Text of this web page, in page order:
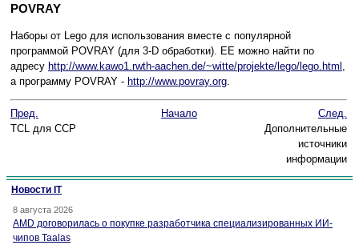
POVRAY
Наборы от Lego для использования вместе с популярной
программой POVRAY (для 3-D обработки). ЕЕ можно найти по
адресу http://www.kawo1.rwth-aachen.de/~witte/projekte/lego/lego.html
а программу POVRAY - http://www.povray.org
Пред. Начало
След.
TCL для ССР
Дополнительные
источники
информации
Новости IT
8 августа 2026
AMD договорилась о покупке разработчика специализированных ИИ-
чипов Taalas